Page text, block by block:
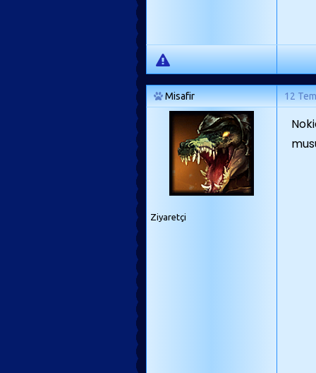
Misafir 12
Ziyaretçi